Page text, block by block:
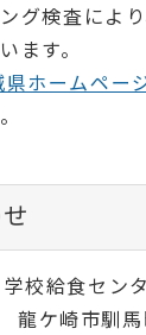
グ検査によ
ます。
ホームペー
校給食セン
ケ崎市馴馬